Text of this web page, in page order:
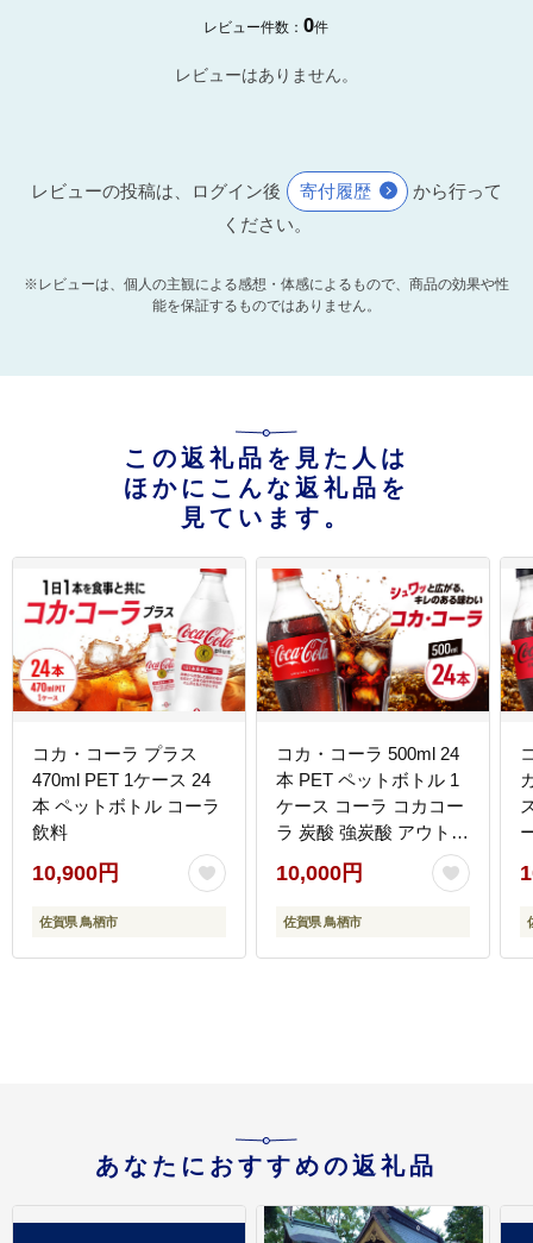
レビュー件数：0件
レビューはありません。
レビューの投稿は、ログイン後 寄付履歴
から行って
ください。
※レビューは、個人の主観による感想・体感によるもので、商品の効果や性
能を保証するものではありません。
この返礼品を見た人は
ほかにこんな返礼品を
見ています。
コカ・コーラ プラス
470ml PET 1ケース 24
本 ペットボトル コーラ
飲料
10,900円
佐賀県 鳥栖市
コカ・コーラ 500ml 24
本 PET ペットボトル 1
ケース コーラ コカコー
ラ 炭酸 強炭酸 アウトド
ア バーベキュー イタリ
アン 洋食 ピザ ハンバー
ガー
10,000円
佐賀県 鳥栖市
あなたにおすすめの返礼品